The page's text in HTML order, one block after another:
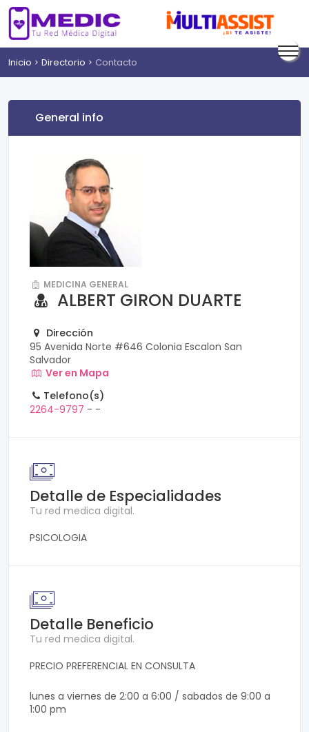
Inicio Directorio Contacto
General info
MEDICINA GENERAL
ALBERT GIRON DUARTE
Dirección
95 Avenida Norte #646 Colonia Escalon San
Salvador
Ver en Mapa
Telefono(s)
2264-9797 - -
Detalle de Especialidades
Tu red medica digital.
PSICOLOGIA
Detalle Beneficio
Tu red medica digital.
PRECIO PREFERENCIAL EN CONSULTA
lunes a viernes de 2:00 a 6:00 / sabados de 9:00 a
1:00 pm